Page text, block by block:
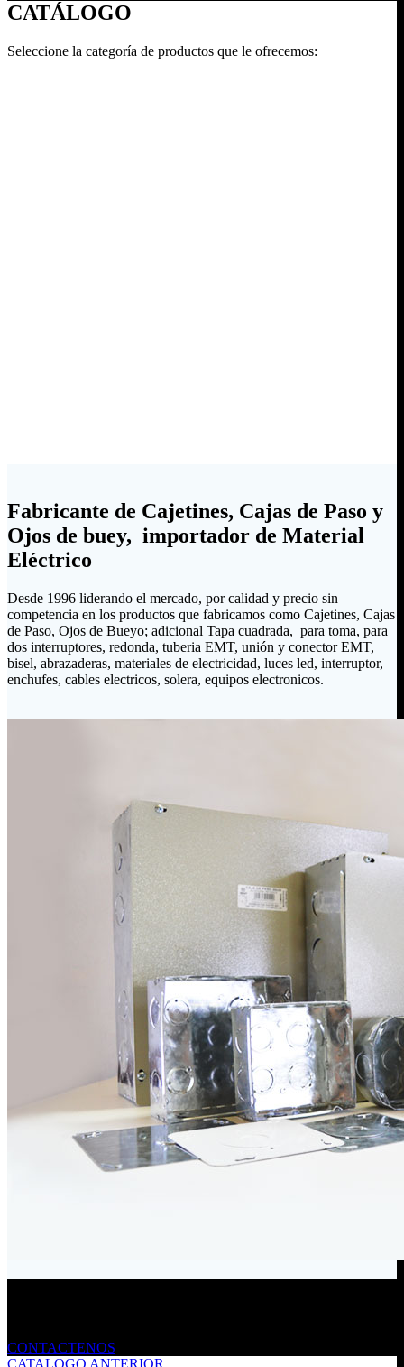
CATÁLOGO
Seleccione la categoría de productos que le ofrecemos:
Fabricante de Cajetines, Cajas de Paso y
Ojos de buey, importador de Material
Eléctrico
Desde 1996 liderando el mercado, por calidad y precio sin
competencia en los productos que fabricamos como Cajetines, Cajas
de Paso, Ojos de Bueyo; adicional Tapa cuadrada, para toma, para
dos interruptores, redonda, tuberia EMT, unión y conector EMT,
bisel, abrazaderas, materiales de electricidad, luces led, interruptor,
enchufes, cables electricos, solera, equipos electronicos.
CONTACTENOS
CATALOGO ANTERIOR